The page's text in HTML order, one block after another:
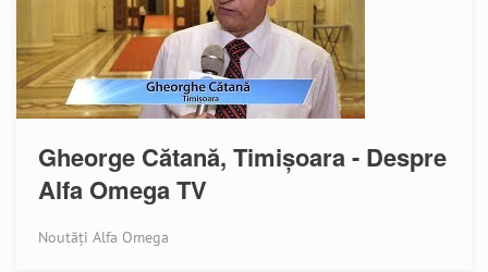
Gheorge Cătană, Timișoara - Despre
Alfa Omega TV
Noutăți Alfa Omega